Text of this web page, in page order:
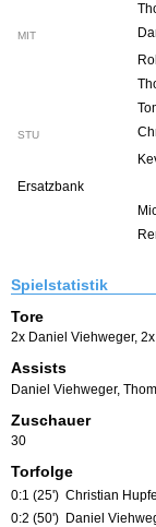
MIT
STU
Ersatzbank
Spielstatistik
Tore
2x Daniel Viehweger,
Assists
Daniel Viehweger,
Zuschauer
30
Torfolge
0:1 (25') Christian
0:2 (50') Daniel